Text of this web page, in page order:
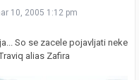
10, 2005 1:12 pm
So se zacele pojavljati neke
alias Zafira